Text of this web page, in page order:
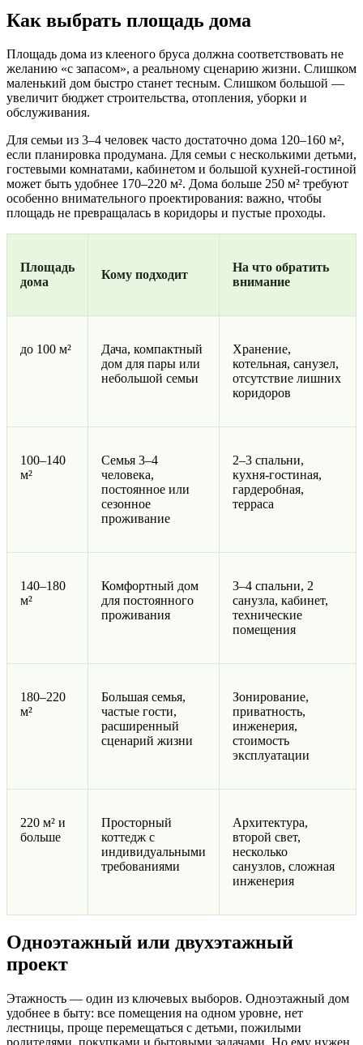
Как выбрать площадь дома
Площадь дома из клееного бруса должна соответствовать не
желанию «с запасом», а реальному сценарию жизни. Слишком
маленький дом быстро станет тесным. Слишком большой —
увеличит бюджет строительства, отопления, уборки и
обслуживания.
Для семьи из 3–4 человек часто достаточно дома 120–160 м²,
если планировка продумана. Для семьи с несколькими детьми,
гостевыми комнатами, кабинетом и большой кухней-гостиной
может быть удобнее 170–220 м². Дома больше 250 м² требуют
особенно внимательного проектирования: важно, чтобы
площадь не превращалась в коридоры и пустые проходы.
Площадь
дома
Кому подходит
На что обратить
внимание
до 100 м²
Дача, компактный
дом для пары или
небольшой семьи
Хранение,
котельная, санузел,
отсутствие лишних
коридоров
100–140
м²
Семья 3–4
человека,
постоянное или
сезонное
проживание
2–3 спальни,
кухня-гостиная,
гардеробная,
терраса
140–180
м²
Комфортный дом
для постоянного
проживания
3–4 спальни, 2
санузла, кабинет,
технические
помещения
180–220
м²
Большая семья,
частые гости,
расширенный
сценарий жизни
Зонирование,
приватность,
инженерия,
стоимость
эксплуатации
220 м² и
больше
Просторный
коттедж с
индивидуальными
требованиями
Архитектура,
второй свет,
несколько
санузлов, сложная
инженерия
Одноэтажный или двухэтажный
проект
Этажность — один из ключевых выборов. Одноэтажный дом
удобнее в быту: все помещения на одном уровне, нет
лестницы, проще перемещаться с детьми, пожилыми